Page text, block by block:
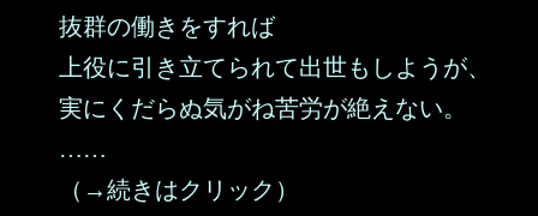
抜群の働きをすれば
上役に引き立てられて出世もしようが、
実にくだらぬ気がね苦労が絶えない。
……
（→続きはクリック）